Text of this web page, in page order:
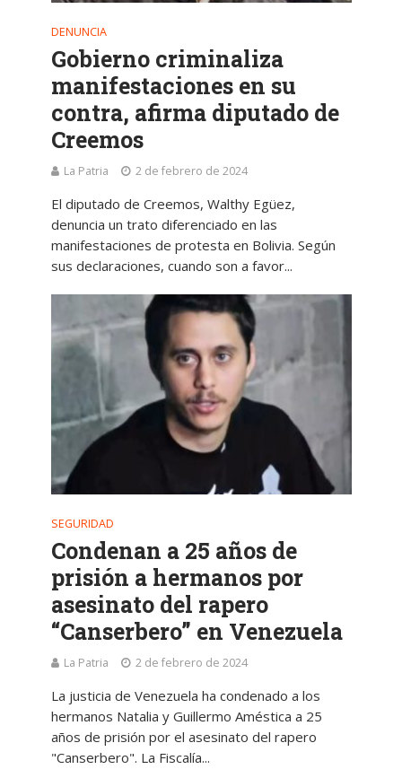
DENUNCIA
Gobierno criminaliza
manifestaciones en su
contra, afirma diputado de
Creemos
La Patria 2 de febrero de 2024
El diputado de Creemos, Walthy Egüez,
denuncia un trato diferenciado en las
manifestaciones de protesta en Bolivia. Según
sus declaraciones, cuando son a favor...
SEGURIDAD
Condenan a 25 años de
prisión a hermanos por
asesinato del rapero
“Canserbero” en Venezuela
La Patria 2 de febrero de 2024
La justicia de Venezuela ha condenado a los
hermanos Natalia y Guillermo Améstica a 25
años de prisión por el asesinato del rapero
"Canserbero". La Fiscalía...